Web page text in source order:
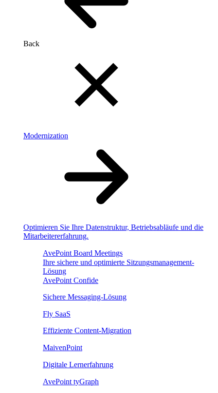
Back
Modernization
Optimieren Sie Ihre Datenstruktur, Betriebsabläufe und die
Mitarbeitererfahrung.
AvePoint Board Meetings
Ihre sichere und optimierte Sitzungsmanagement-
Lösung
AvePoint Confide
Sichere Messaging-Lösung
Fly SaaS
Effiziente Content-Migration
MaivenPoint
Digitale Lernerfahrung
AvePoint tyGraph